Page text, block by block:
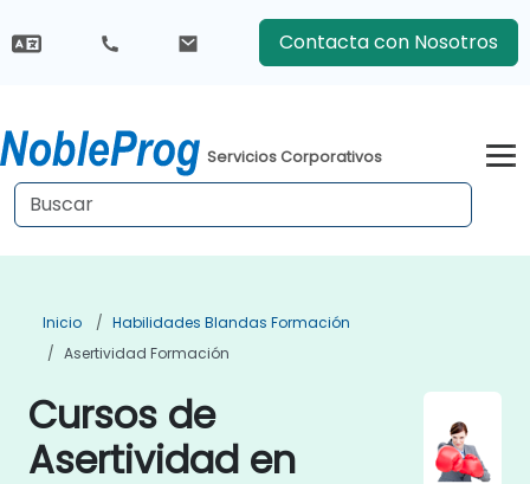
Contacta con Nosotros
Servicios Corporativos
Inicio
Habilidades Blandas Formación
Asertividad Formación
Cursos de
Asertividad en